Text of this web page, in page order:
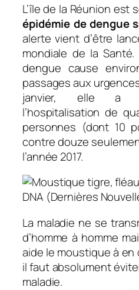
L’île de la Réunion est
épidémie de dengue
alerte vient d’être
mondiale de la
dengue cause
passages aux
janvier, elle a
l’hospitalisation de
personnes (dont 10
contre douze
l’année 2017.
DNA (Dernières
La maladie ne se
d’homme à homme
aide le moustique à en
il faut absolument
maladie.